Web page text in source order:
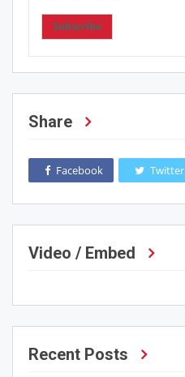
Subscribe
Share
Facebook Twitter
Video / Embed
Recent Posts